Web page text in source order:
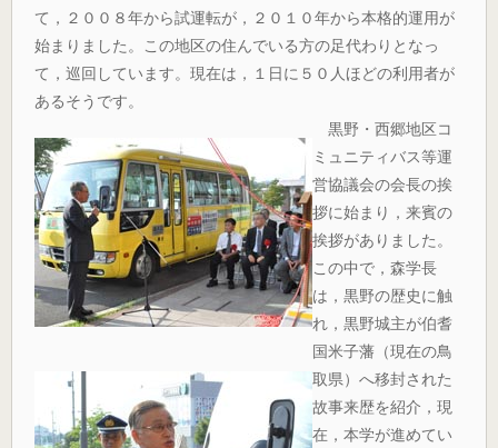
て，２００８年から試運転が，２０１０年から本格的運用が
始まりました。この地区の住んでいる方の足代わりとなっ
て，巡回しています。現在は，１日に５０人ほどの利用者が
あるそうです。
黒野・西郷地区コ
ミュニティバス等運
営協議会の会長の挨
拶に始まり，来賓の
挨拶がありました。
この中で，森学長
は，黒野の歴史に触
れ，黒野城主が伯耆
国米子藩（現在の鳥
取県）へ移封された
故事来歴を紹介，現
在，本学が進めてい